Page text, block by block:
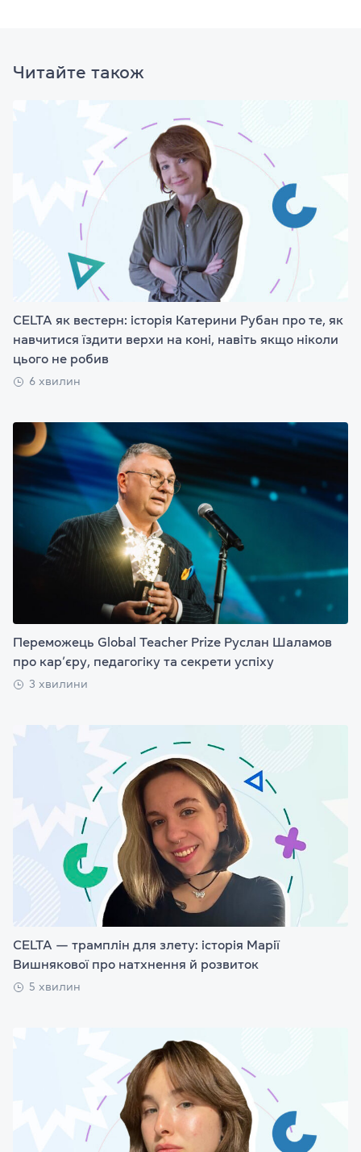
Читайте також
CELTA як вестерн: історія Катерини Рубан про те, як
навчитися їздити верхи на коні, навіть якщо ніколи
цього не робив
6 хвилин
Переможець Global Teacher Prize Руслан Шаламов
про кар’єру, педагогіку та секрети успіху
3 хвилини
CELTA — трамплін для злету: історія Марії
Вишнякової про натхнення й розвиток
5 хвилин